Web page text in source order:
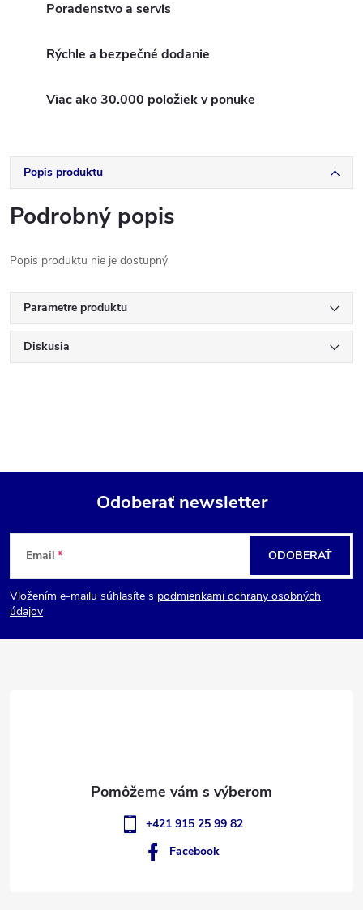
Poradenstvo a servis
Rýchle a bezpečné dodanie
Viac ako 30.000 položiek v ponuke
Popis produktu
Podrobný popis
Popis produktu nie je dostupný
Parametre produktu
Diskusia
Z
á
p
Odoberať newsletter
Email
Vložením e-mailu súhlasíte s podmienkami ochrany osobných
údajov
ODOBERAŤ
+421 915 25 99 82
Facebook